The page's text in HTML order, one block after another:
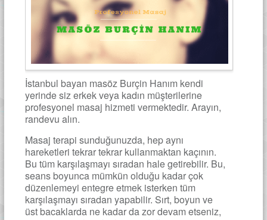
İstanbul bayan masöz Burçin Hanım kendi
yerinde siz erkek veya kadın müşterilerine
profesyonel masaj hizmeti vermektedir. Arayın,
randevu alın.
Masaj terapi sunduğunuzda, hep aynı
hareketleri tekrar tekrar kullanmaktan kaçının.
Bu tüm karşılaşmayı sıradan hale getirebilir. Bu,
seans boyunca mümkün olduğu kadar çok
düzenlemeyi entegre etmek isterken tüm
karşılaşmayı sıradan yapabilir. Sırt, boyun ve
üst bacaklarda ne kadar da zor devam etseniz,